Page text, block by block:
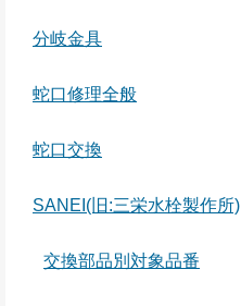
分岐金具
蛇口修理全般
蛇口交換
SANEI(旧:三栄水栓製作所)
交換部品別対象品番